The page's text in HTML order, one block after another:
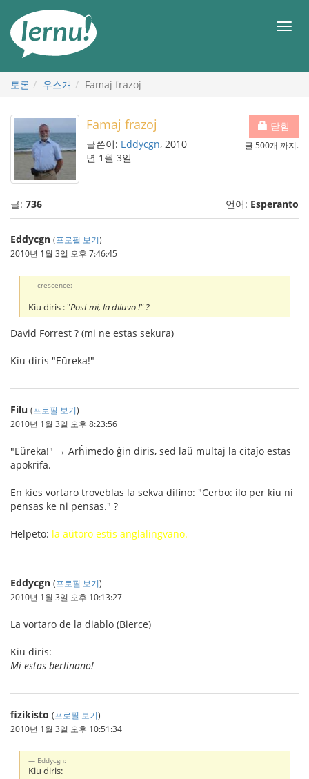
메
토론 우스개 Famaj frazoj
닫힘
글 500개 까지.
Famaj frazoj
글쓴이: Eddycgn, 2010
년 1월 3일
글: 736 언어: Esperanto
Eddycgn (프로필 보기)
2010년 1월 3일 오후 7:46:45
crescence:
Kiu diris : "Post mi, la diluvo !" ?
David Forrest ? (mi ne estas sekura)
Kiu diris "Eŭreka!"
Filu (프로필 보기)
2010년 1월 3일 오후 8:23:56
"Eŭreka!" → Arĥimedo ĝin diris, sed laŭ multaj la citaĵo estas
apokrifa.
En kies vortaro troveblas la sekva difino: "Cerbo: ilo per kiu ni
pensas ke ni pensas." ?
Helpeto: la aŭtoro estis anglalingvano.
Eddycgn (프로필 보기)
2010년 1월 3일 오후 10:13:27
La vortaro de la diablo (Bierce)
Kiu diris:
Mi estas berlinano!
fizikisto (프로필 보기)
2010년 1월 3일 오후 10:51:34
Eddycgn:
Kiu diris: